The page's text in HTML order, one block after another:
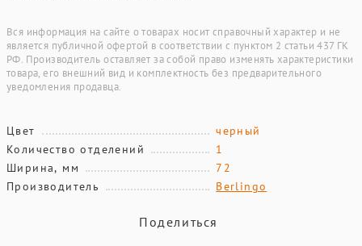
Вся информация на сайте о товарах носит справочный характер и не
является публичной офертой в соответствии с пунктом 2 статьи 437 ГК
РФ. Производитель оставляет за собой право изменять характеристики
товара, его внешний вид и комплектность без предварительного
уведомления продавца.
Цвет
черный
Количество отделений
1
Ширина, мм
72
Производитель
Berlingo
Поделиться